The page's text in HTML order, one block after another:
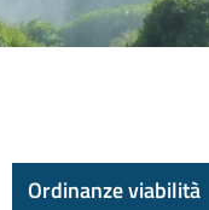
Ordinanze viabilità